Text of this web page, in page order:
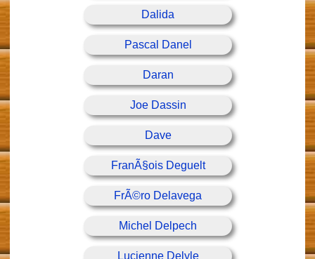
Dalida
Pascal Danel
Daran
Joe Dassin
Dave
FranÃ§ois Deguelt
FrÃ©ro Delavega
Michel Delpech
Lucienne Delyle